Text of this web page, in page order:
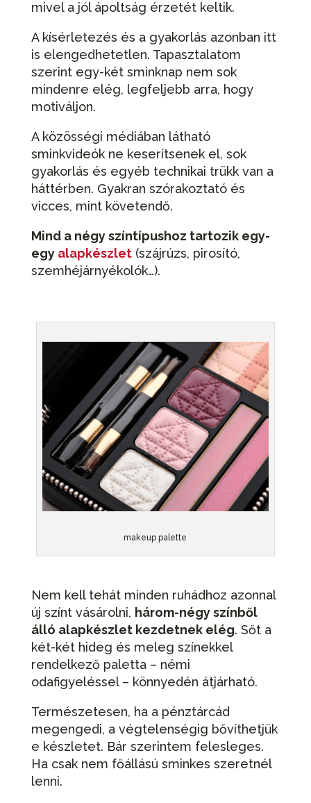
mivel a jól ápoltság érzetét keltik.
A kísérletezés és a gyakorlás azonban itt
is elengedhetetlen. Tapasztalatom
szerint egy-két sminknap nem sok
mindenre elég, legfeljebb arra, hogy
motiváljon.
A közösségi médiában látható
sminkvideók ne keserítsenek el, sok
gyakorlás és egyéb technikai trükk van a
háttérben. Gyakran szórakoztató és
vicces, mint követendő.
Mind a négy színtípushoz tartozik egy-
egy alapkészlet(szájrúzs, pirosító,
szemhéjárnyékolók…).
makeup palette
Nem kell tehát minden ruhádhoz azonnal
új színt vásárolni, három-négy színből
álló alapkészlet kezdetnek elég. Sőt a
két-két hideg és meleg színekkel
rendelkező paletta – némi
odafigyeléssel – könnyedén átjárható.
Természetesen, ha a pénztárcád
megengedi, a végtelenségig bővíthetjük
e készletet. Bár szerintem felesleges.
Ha csak nem főállású sminkes szeretnél
lenni.